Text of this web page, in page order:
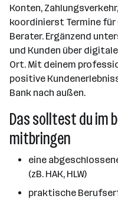
Konten,
koordinierst Termine für
Berater. Ergänzend
und Kunden über
Ort. Mit deinem
positive
Bank nach außen.
Das solltest du im
mitbringen
eine
(zB. HAK, HLW)
praktische